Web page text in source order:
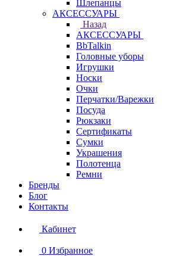
Шлепанцы
АКСЕССУАРЫ
Назад
АКСЕССУАРЫ
BbTalkin
Головные уборы
Игрушки
Носки
Очки
Перчатки/Варежки
Посуда
Рюкзаки
Сертификаты
Сумки
Украшения
Полотенца
Ремни
Бренды
Блог
Контакты
Кабинет
0 Избранное